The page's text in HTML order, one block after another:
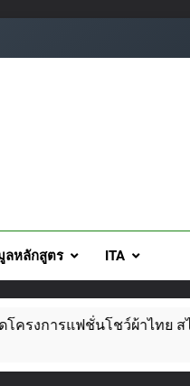
ลหลักสูตร ITA
นโชว์ผ้าไทย สไตล์โมเดิร์น